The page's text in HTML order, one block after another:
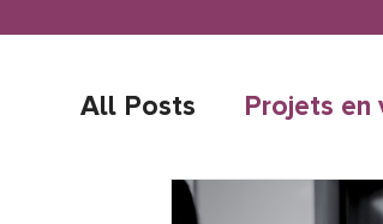
All Posts Projets en